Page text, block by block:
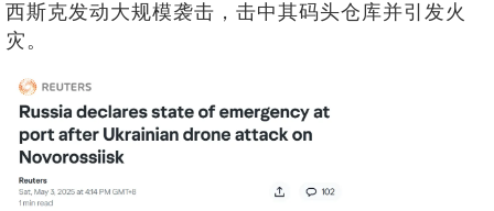
西斯克发动大规模袭击，击中其码头仓库并引发火
灾。